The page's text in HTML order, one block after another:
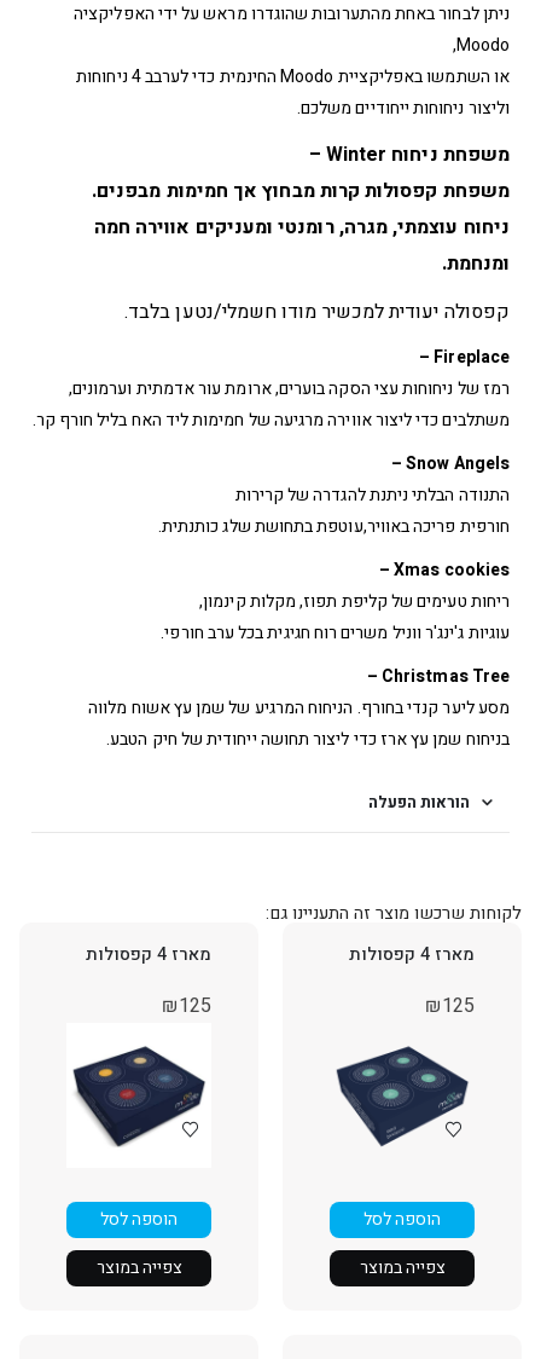
ניתן לבחור באחת מהתערובות שהוגדרו מראש על ידי האפליקציה
Moodo,
או השתמשו באפליקציית Moodo החינמית כדי לערבב 4 ניחוחות
וליצור ניחוחות ייחודיים משלכם.
משפחת ניחוח Winter –
משפחת קפסולות קרות מבחוץ אך חמימות מבפנים.
ניחוח עוצמתי, מגרה, רומנטי ומעניקים אווירה חמה
ומנחמת.
קפסולה יעודית למכשיר מודו חשמלי/נטען בלבד.
Fireplace –
רמז של ניחוחות עצי הסקה בוערים, ארומת עור אדמתית וערמונים,
משתלבים כדי ליצור אווירה מרגיעה של חמימות ליד האח בליל חורף קר.
Snow Angels –
התנודה הבלתי ניתנת להגדרה של קרירות
חורפית פריכה באוויר,עוטפת בתחושת שלג כותנתית.
Xmas cookies –
ריחות טעימים של קליפת תפוז, מקלות קינמון,
עוגיות ג'ינג'ר ווניל משרים רוח חגיגית בכל ערב חורפי.
Christmas Tree –
מסע ליער קנדי בחורף. הניחוח המרגיע של שמן עץ אשוח מלווה
בניחוח שמן עץ ארז כדי ליצור תחושה ייחודית של חיק הטבע.
הוראות הפעלה
לקוחות שרכשו מוצר זה התעניינו גם:
מארז 4 קפסולות
₪125
הוספה לסל
צפייה במוצר
מארז 4 קפסולות
₪125
הוספה לסל
צפייה במוצר